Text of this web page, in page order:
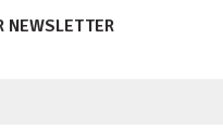
NEWSLETTER